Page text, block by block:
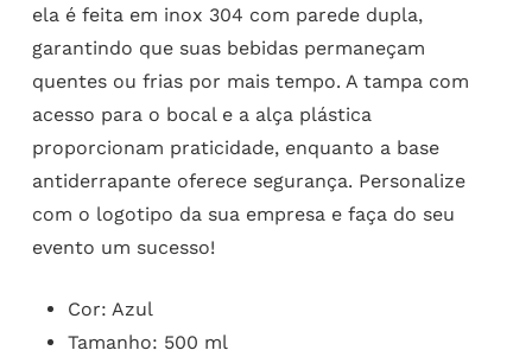
ela é feita em inox 304 com parede dupla,
garantindo que suas bebidas permaneçam
quentes ou frias por mais tempo. A tampa com
acesso para o bocal e a alça plástica
proporcionam praticidade, enquanto a base
antiderrapante oferece segurança. Personalize
com o logotipo da sua empresa e faça do seu
evento um sucesso!
Cor: Azul
Tamanho: 500 ml